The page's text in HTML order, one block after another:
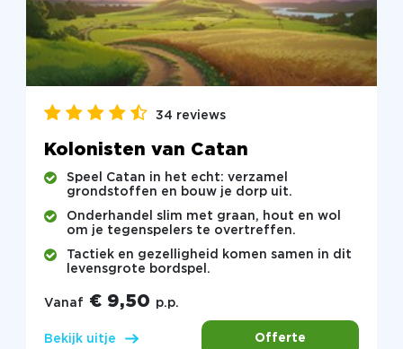
34 reviews
Kolonisten van Catan
Speel Catan in het echt: verzamel
grondstoffen en bouw je dorp uit.
Onderhandel slim met graan, hout en wol
om je tegenspelers te overtreffen.
Tactiek en gezelligheid komen samen in dit
levensgrote bordspel.
Vanaf € 9,50 p.p.
Bekijk uitje Offerte